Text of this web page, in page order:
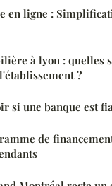
en ligne :
à lyon : quelles
?
si une banque est
de